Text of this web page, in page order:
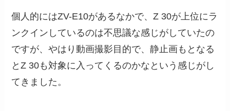
個人的にはZV-E10があるなかで、Z 30が上位にラ
ンクインしているのは不思議な感じがしていたの
ですが、やはり動画撮影目的で、静止画もとなる
とZ 30も対象に入ってくるのかなという感じがし
てきました。